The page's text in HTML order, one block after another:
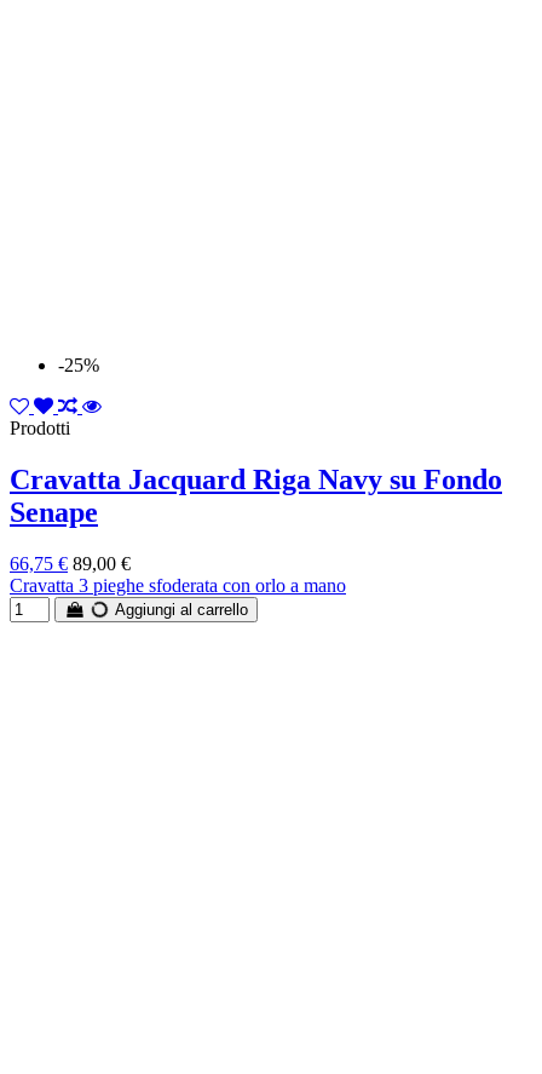
-25%
Prodotti
Cravatta Jacquard Riga Navy su Fondo
Senape
66,75 € 89,00 €
Cravatta 3 pieghe sfoderata con orlo a mano
Aggiungi al carrello